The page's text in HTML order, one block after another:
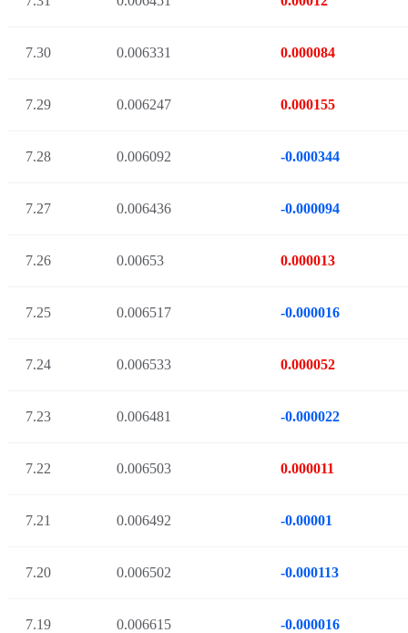
7.30 0.006331 0.000084
7.29 0.006247 0.000155
7.28 0.006092 -0.000344
7.27 0.006436 -0.000094
7.26 0.00653 0.000013
7.25 0.006517 -0.000016
7.24 0.006533 0.000052
7.23 0.006481 -0.000022
7.22 0.006503 0.000011
7.21 0.006492 -0.00001
7.20 0.006502 -0.000113
7.19 0.006615 -0.000016